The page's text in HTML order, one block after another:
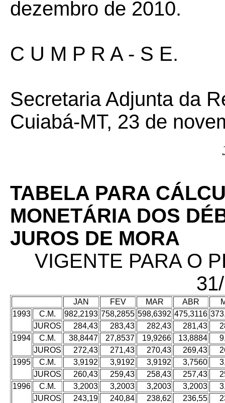
dezembro de 2010.
C U M P R A - S E.
Secretaria Adjunta da
Cuiabá-MT, 23 de
TABELA PARA
MONETÁRIA DOS
JUROS DE MORA
VIGENTE PARA O
JAN FEV MAR ABR
1993
C.M. 982,2193 758,2855 598,6392 475,3116
JUROS
284,43 283,43 282,43 281,43
1994
C.M. 38,8447 27,8537 19,9266 13,8884
JUROS
272,43 271,43 270,43 269,43
1995
C.M. 3,9192 3,9192 3,9192 3,7560
JUROS
260,43 259,43 258,43 257,43
1996
C.M. 3,2003 3,2003 3,2003 3,2003
JUROS
243,19 240,84 238,62 236,55